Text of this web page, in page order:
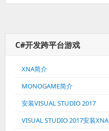
C#开发跨平台游戏
XNA简介
MONOGAME简介
安装VISUAL STUDIO 2017
VISUAL STUDIO 2017安装XNA